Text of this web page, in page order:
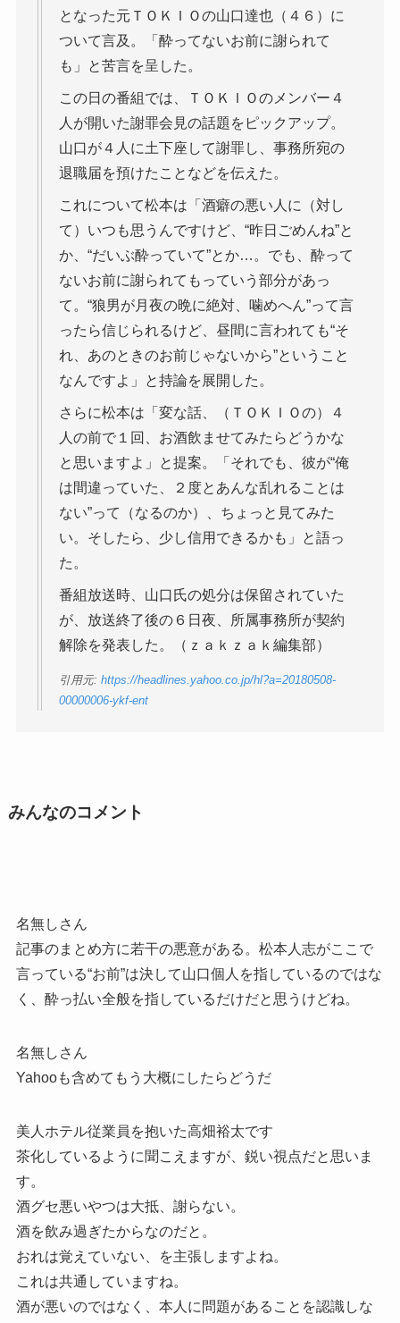
となった元ＴＯＫＩＯの山口達也（４６）に
ついて言及。「酔ってないお前に謝られて
も」と苦言を呈した。
この日の番組では、ＴＯＫＩＯのメンバー４
人が開いた謝罪会見の話題をピックアップ。
山口が４人に土下座して謝罪し、事務所宛の
退職届を預けたことなどを伝えた。
これについて松本は「酒癖の悪い人に（対し
て）いつも思うんですけど、“昨日ごめんね”と
か、“だいぶ酔っていて”とか…。でも、酔って
ないお前に謝られてもっていう部分があっ
て。“狼男が月夜の晩に絶対、噛めへん”って言
ったら信じられるけど、昼間に言われても“そ
れ、あのときのお前じゃないから”ということ
なんですよ」と持論を展開した。
さらに松本は「変な話、（ＴＯＫＩＯの）４
人の前で１回、お酒飲ませてみたらどうかな
と思いますよ」と提案。「それでも、彼が“俺
は間違っていた、２度とあんな乱れることは
ない”って（なるのか）、ちょっと見てみた
い。そしたら、少し信用できるかも」と語っ
た。
番組放送時、山口氏の処分は保留されていた
が、放送終了後の６日夜、所属事務所が契約
解除を発表した。（ｚａｋｚａｋ編集部）
引用元: https://headlines.yahoo.co.jp/hl?a=20180508-
00000006-ykf-ent
みんなのコメント
名無しさん
記事のまとめ方に若干の悪意がある。松本人志がここで
言っている“お前”は決して山口個人を指しているのではな
く、酔っ払い全般を指しているだけだと思うけどね。
名無しさん
Yahooも含めてもう大概にしたらどうだ
美人ホテル従業員を抱いた高畑裕太です
茶化しているように聞こえますが、鋭い視点だと思いま
す。
酒グセ悪いやつは大抵、謝らない。
酒を飲み過ぎたからなのだと。
おれは覚えていない、を主張しますよね。
これは共通していますね。
酒が悪いのではなく、本人に問題があることを認識しな